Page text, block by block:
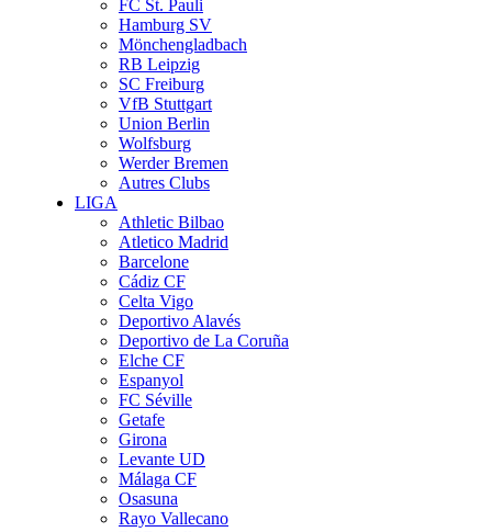
FC St. Pauli
Hamburg SV
Mönchengladbach
RB Leipzig
SC Freiburg
VfB Stuttgart
Union Berlin
Wolfsburg
Werder Bremen
Autres Clubs
LIGA
Athletic Bilbao
Atletico Madrid
Barcelone
Cádiz CF
Celta Vigo
Deportivo Alavés
Deportivo de La Coruña
Elche CF
Espanyol
FC Séville
Getafe
Girona
Levante UD
Málaga CF
Osasuna
Rayo Vallecano